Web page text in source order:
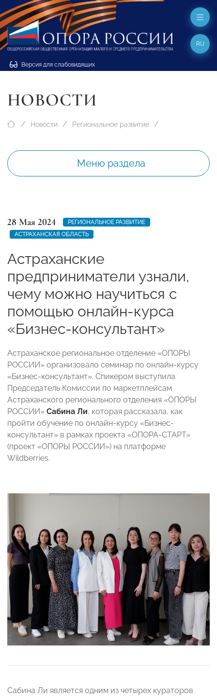
Версия для слабовидящих
RU
НОВОСТИ
Новости Региональное развитие
Меню раздела
28 Мая 2024
РЕГИОНАЛЬНОЕ РАЗВИТИЕ
АСТРАХАНСКАЯ ОБЛАСТЬ
Астраханские
предприниматели узнали,
чему можно научиться с
помощью онлайн-курса
«Бизнес-консультант»
Астраханское региональное отделение «ОПОРЫ
РОССИИ» организовало семинар по онлайн-курсу
«Бизнес-консультант». Спикером выступила
Председатель Комиссии по маркетплейсам
Астраханского регионального отделения «ОПОРЫ
РОССИИ» Сабина Ли, которая рассказала, как
пройти обучение по онлайн-курсу «Бизнес-
консультант» в рамках проекта «ОПОРА-СТАРТ»
(проект «ОПОРЫ РОССИИ») на платформе
Wildberries.
Сабина Ли является одним из четырех кураторов